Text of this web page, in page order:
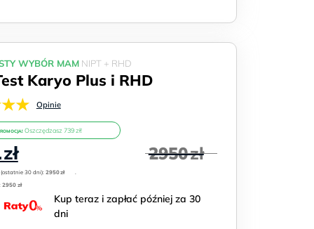
WYBÓR MAMNIPT + RHD
Karyo Plus i RHD
Opinie
Oszczędzasz 739 zł!
2950zł
zł
wynosi:
30 dni):2950zł
2950 zł
Kup teraz i zapłać później za 30
dni